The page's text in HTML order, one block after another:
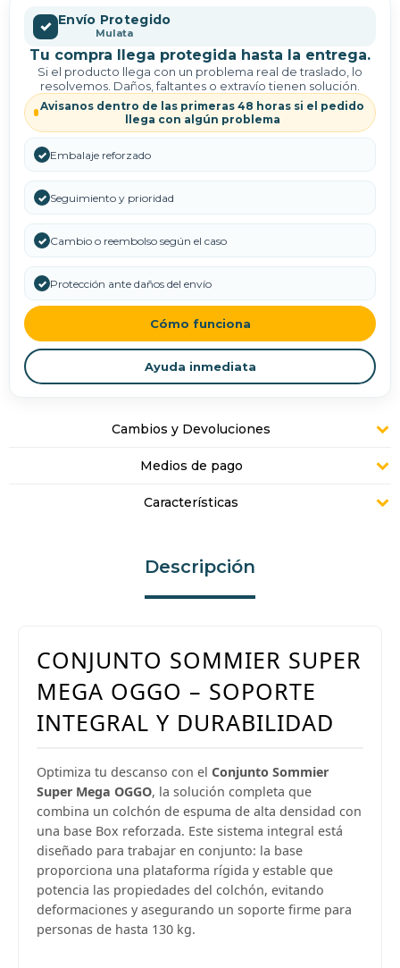
✓ Envío Protegido
Mulata
Tu compra llega protegida hasta la entrega.
Si el producto llega con un problema real de traslado, lo
resolvemos. Daños, faltantes o extravío tienen solución.
Avisanos dentro de las primeras 48 horas si el pedido
llega con algún problema
✓ Embalaje reforzado
✓ Seguimiento y prioridad
✓ Cambio o reembolso según el caso
✓ Protección ante daños del envío
Cómo funciona
Ayuda inmediata
Cambios y Devoluciones
Medios de pago
Características
Descripción
CONJUNTO SOMMIER SUPER
MEGA OGGO – SOPORTE
INTEGRAL Y DURABILIDAD
Optimiza tu descanso con el Conjunto Sommier
Super Mega OGGO, la solución completa que
combina un colchón de espuma de alta densidad con
una base Box reforzada. Este sistema integral está
diseñado para trabajar en conjunto: la base
proporciona una plataforma rígida y estable que
potencia las propiedades del colchón, evitando
deformaciones y asegurando un soporte firme para
personas de hasta 130 kg.